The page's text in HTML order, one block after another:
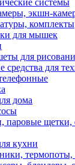
системы
экшн-
комплекты
для мышек
для
средства для
дома
паровые щетки,
кухни
термопоты,